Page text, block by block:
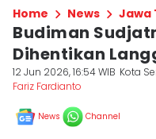
Home News Jawa
Budiman
Dihentikan
12 Jun 2026, 16:54 WIB Kota
Fariz Fardianto
News Channel